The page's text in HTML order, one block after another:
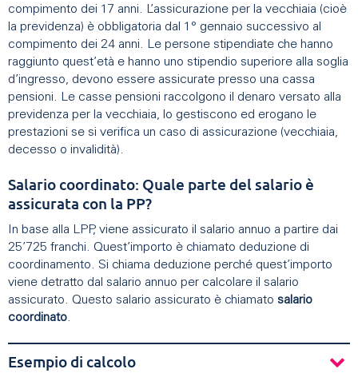
compimento dei 17 anni. L’assicurazione per la vecchiaia (cioè
la previdenza) è obbligatoria dal 1° gennaio successivo al
compimento dei 24 anni. Le persone stipendiate che hanno
raggiunto quest’età e hanno uno stipendio superiore alla soglia
d’ingresso, devono essere assicurate presso una cassa
pensioni. Le casse pensioni raccolgono il denaro versato alla
previdenza per la vecchiaia, lo gestiscono ed erogano le
prestazioni se si verifica un caso di assicurazione (vecchiaia,
decesso o invalidità).
Salario coordinato: Quale parte del salario è
assicurata con la PP?
In base alla LPP, viene assicurato il salario annuo a partire dai
25’725 franchi. Quest’importo è chiamato deduzione di
coordinamento. Si chiama deduzione perché quest’importo
viene detratto dal salario annuo per calcolare il salario
assicurato. Questo salario assicurato è chiamato salario
coordinato.
Esempio di calcolo